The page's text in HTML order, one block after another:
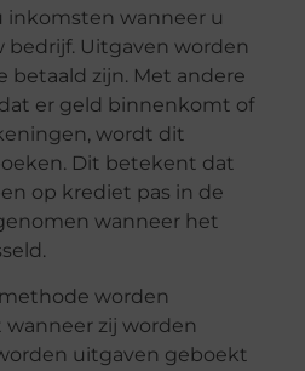
inkomsten wanneer u
Uitgaven worden
betaald zijn. Met andere
er geld binnenkomt of
wordt dit
Dit betekent dat
op krediet pas in de
wanneer het
worden
zij worden
uitgaven geboekt